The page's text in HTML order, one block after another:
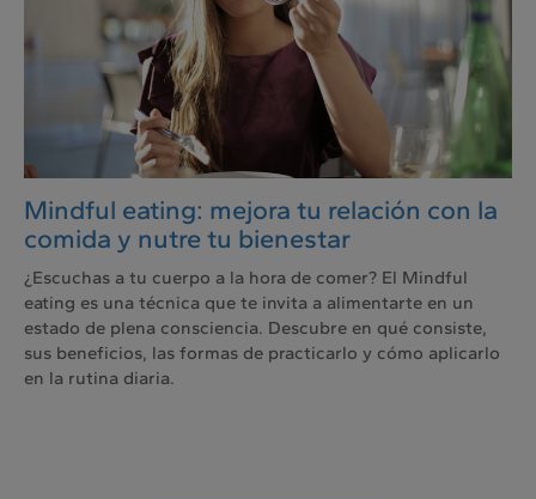
Mindful eating: mejora tu relación con la
comida y nutre tu bienestar
¿Escuchas a tu cuerpo a la hora de comer? El Mindful
eating es una técnica que te invita a alimentarte en un
estado de plena consciencia. Descubre en qué consiste,
sus beneficios, las formas de practicarlo y cómo aplicarlo
en la rutina diaria.